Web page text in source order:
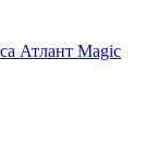
Атлант Magic